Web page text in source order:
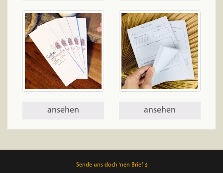
ansehen ansehen
Sende uns doch 'nen Brief :)